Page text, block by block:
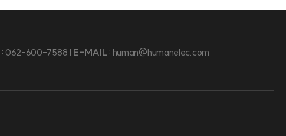
: 062-600-7588 | E-MAIL : human@humanelec.com